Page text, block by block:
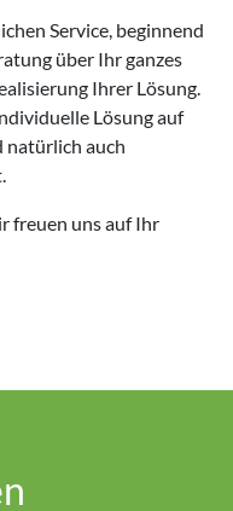
Service, beginnend
über Ihr ganzes
Ihrer Lösung.
Lösung auf
natürlich auch
freuen uns auf Ihr